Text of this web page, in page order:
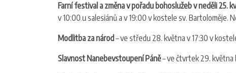
Farní festival a změna v pořadu bohoslužeb v neděli 25.
v 10:00 u salesiánů a v 19:00 v kostele sv. Bartoloměje.
Modlitba za národ – ve středu 28. května v 17:30 v
Slavnost Nanebevstoupení Páně– ve čtvrtek 29. května